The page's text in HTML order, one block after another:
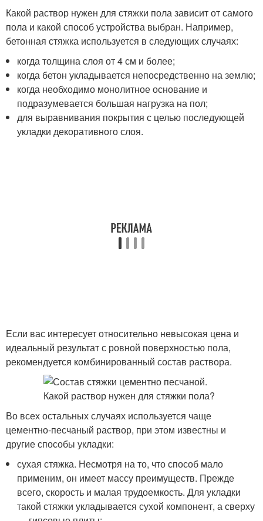
Какой раствор нужен для стяжки пола зависит от самого
пола и какой способ устройства выбран. Например,
бетонная стяжка используется в следующих случаях:
когда толщина слоя от 4 см и более;
когда бетон укладывается непосредственно на землю;
когда необходимо монолитное основание и
подразумевается большая нагрузка на пол;
для выравнивания покрытия с целью последующей
укладки декоративного слоя.
Если вас интересует относительно невысокая цена и
идеальный результат с ровной поверхностью пола,
рекомендуется комбинированный состав раствора.
Во всех остальных случаях используется чаще
цементно-песчаный раствор, при этом известны и
другие способы укладки:
сухая стяжка. Несмотря на то, что способ мало
применим, он имеет массу преимуществ. Прежде
всего, скорость и малая трудоемкость. Для укладки
такой стяжки укладывается сухой компонент, а сверху